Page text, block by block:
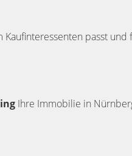
passt
Ihre Immobilie in